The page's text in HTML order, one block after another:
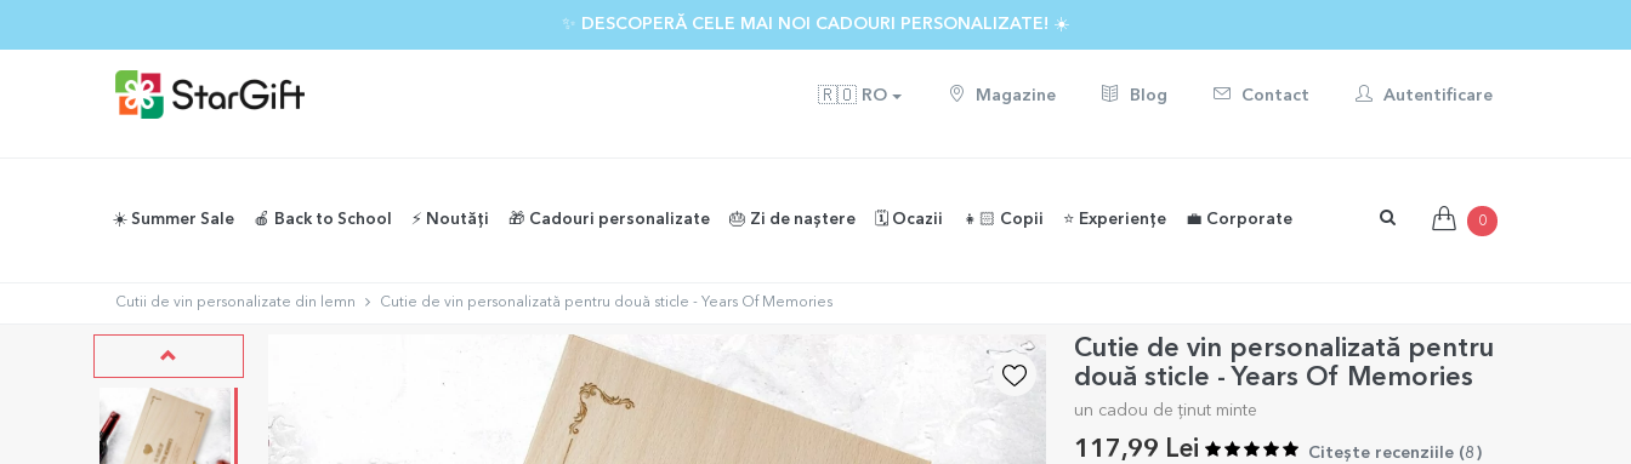
✨ DESCOPERĂ CELE MAI NOI CADOURI PERSONALIZATE! ☀️
🇷🇴 RO Magazine Blog Contact Autentificare
☀️ Summer Sale 🍎 Back to School ⚡️ Noutăți 🎁 Cadouri personalizate 🎂 Zi de naștere 🗓️ Ocazii 👧🏻 Copii ⭐️ Experiențe 💼 Corporate 0
Cutii de vin personalizate din lemn Cutie de vin personalizată pentru două sticle - Years Of Memories
Cutie de vin personalizată pentru
două sticle - Years Of Memories
un cadou de ținut minte
117,99 Lei Citește recenziile (8 )